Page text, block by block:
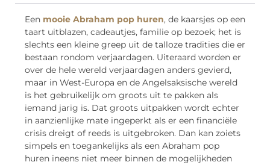
Een mooie Abraham pop huren, de kaarsjes op een
taart uitblazen, cadeautjes, familie op bezoek; het is
slechts een kleine greep uit de talloze tradities die er
bestaan rondom verjaardagen. Uiteraard worden er
over de hele wereld verjaardagen anders gevierd,
maar in West-Europa en de Angelsaksische wereld
is het gebruikelijk om groots uit te pakken als
iemand jarig is. Dat groots uitpakken wordt echter
in aanzienlijke mate ingeperkt als er een financiële
crisis dreigt of reeds is uitgebroken. Dan kan zoiets
simpels en toegankelijks als een Abraham pop
huren ineens niet meer binnen de mogelijkheden